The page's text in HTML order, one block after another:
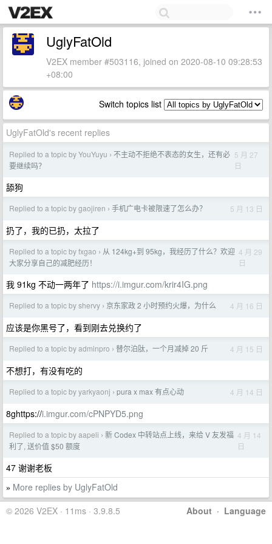
UglyFatOld
V2EX member #503116, joined on 2020-08-10 09:28:53
+08:00
Switch topics list
UglyFatOld's recent replies
Replied to a topic by YouYuyu › 不主动不拒绝不表态的女生，还有必
要继续吗？
5 月 27
日
舔狗
Replied to a topic by gaojiren › 手机广电卡被限速了怎么办？ 5 月 13 日
扔了，我的已扔，太拉了
Replied to a topic by fxgao › 从 124kg+到 95kg，我经历了什么？欢迎
大家分享自己的减肥经历！
4 月 29
日
我 91kg 不动一两年了 https://i.imgur.com/krir4IG.png
Replied to a topic by shervy › 京东家政 2 小时预约火爆，为什么 4 月 16 日
应该是你黑号了，看到刚去兑换约了
Replied to a topic by adminpro › 替尔泊肽，一个月减掉 20 斤 4 月 15 日
不想打，有没有吃的
Replied to a topic by yarkyaonj › pura x max 有点心动 4 月 14 日
8ghttps://i.imgur.com/cPNPYD5.png
Replied to a topic by aapeli › 新 Codex 中转站点上线，来给 V 友发福
利了, 送价值 $50 额度
4 月 14
日
47 谢谢老板
» More replies by UglyFatOld
About · Language
© 2026 V2EX · 11ms · 3.9.8.5